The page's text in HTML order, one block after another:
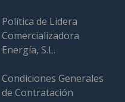
Política de Lidera
Comercializadora
Energía, S.L.
Condiciones Generales
de Contratación